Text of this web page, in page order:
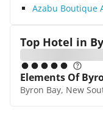
Azabu Boutique
Top Hotel in
Elements Of
Byron Bay, New